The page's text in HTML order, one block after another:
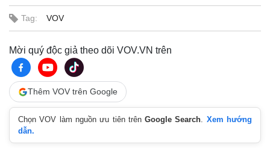
Thế giới
Quan sát
Cuộc sống đó đây
Hồ sơ
Ảnh
E-Magazine
Tag: VOV
Mời quý độc giả theo dõi VOV.VN trên
Thêm VOV trên Google
Chọn VOV làm nguồn ưu tiên trênGoogle Search. Xem hướng
dẫn.